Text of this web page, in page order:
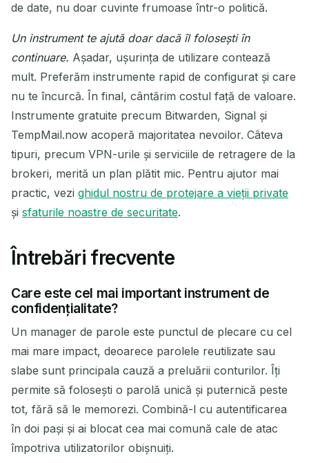
de date, nu doar cuvinte frumoase într-o politică.
Un instrument te ajută doar dacă îl folosești în
continuare. Așadar, ușurința de utilizare contează
mult. Preferăm instrumente rapid de configurat și care
nu te încurcă. În final, cântărim costul față de valoare.
Instrumente gratuite precum Bitwarden, Signal și
TempMail.now acoperă majoritatea nevoilor. Câteva
tipuri, precum VPN-urile și serviciile de retragere de la
brokeri, merită un plan plătit mic. Pentru ajutor mai
practic, vezi ghidul nostru de protejare a vieții private
și sfaturile noastre de securitate.
Întrebări frecvente
Care este cel mai important instrument de
confidențialitate?
Un manager de parole este punctul de plecare cu cel
mai mare impact, deoarece parolele reutilizate sau
slabe sunt principala cauză a preluării conturilor. Îți
permite să folosești o parolă unică și puternică peste
tot, fără să le memorezi. Combină-l cu autentificarea
în doi pași și ai blocat cea mai comună cale de atac
împotriva utilizatorilor obișnuiți.